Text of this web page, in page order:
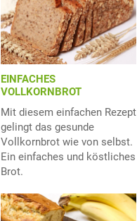
EINFACHES
VOLLKORNBROT
Mit diesem einfachen Rezept
gelingt das gesunde
Vollkornbrot wie von selbst.
Ein einfaches und köstliches
Brot.